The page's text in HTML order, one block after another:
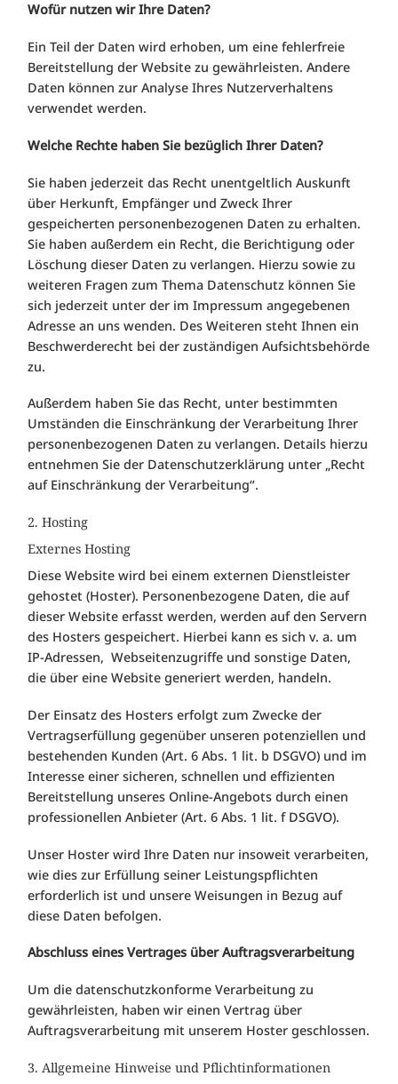
Wofür nutzen wir Ihre Daten?
Ein Teil der Daten wird erhoben, um eine fehlerfreie
Bereitstellung der Website zu gewährleisten. Andere
Daten können zur Analyse Ihres Nutzerverhaltens
verwendet werden.
Welche Rechte haben Sie bezüglich Ihrer Daten?
Sie haben jederzeit das Recht unentgeltlich Auskunft
über Herkunft, Empfänger und Zweck Ihrer
gespeicherten personenbezogenen Daten zu erhalten.
Sie haben außerdem ein Recht, die Berichtigung oder
Löschung dieser Daten zu verlangen. Hierzu sowie zu
weiteren Fragen zum Thema Datenschutz können Sie
sich jederzeit unter der im Impressum angegebenen
Adresse an uns wenden. Des Weiteren steht Ihnen ein
Beschwerderecht bei der zuständigen Aufsichtsbehörde
zu.
Außerdem haben Sie das Recht, unter bestimmten
Umständen die Einschränkung der Verarbeitung Ihrer
personenbezogenen Daten zu verlangen. Details hierzu
entnehmen Sie der Datenschutzerklärung unter „Recht
auf Einschränkung der Verarbeitung“.
2. Hosting
Externes Hosting
Diese Website wird bei einem externen Dienstleister
gehostet (Hoster). Personenbezogene Daten, die auf
dieser Website erfasst werden, werden auf den Servern
des Hosters gespeichert. Hierbei kann es sich v. a. um
IP-Adressen, Webseitenzugriffe und sonstige Daten,
die über eine Website generiert werden, handeln.
Der Einsatz des Hosters erfolgt zum Zwecke der
Vertragserfüllung gegenüber unseren potenziellen und
bestehenden Kunden (Art. 6 Abs. 1 lit. b DSGVO) und im
Interesse einer sicheren, schnellen und effizienten
Bereitstellung unseres Online-Angebots durch einen
professionellen Anbieter (Art. 6 Abs. 1 lit. f DSGVO).
Unser Hoster wird Ihre Daten nur insoweit verarbeiten,
wie dies zur Erfüllung seiner Leistungspflichten
erforderlich ist und unsere Weisungen in Bezug auf
diese Daten befolgen.
Abschluss eines Vertrages über Auftragsverarbeitung
Um die datenschutzkonforme Verarbeitung zu
gewährleisten, haben wir einen Vertrag über
Auftragsverarbeitung mit unserem Hoster geschlossen.
3. Allgemeine Hinweise und Pflichtinformationen